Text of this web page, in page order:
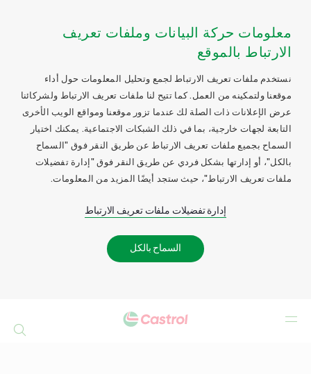
معلومات حركة البيانات وملفات تعريف
الارتباط بالموقع
نستخدم ملفات تعريف الارتباط لجمع وتحليل المعلومات حول أداء
موقعنا ولتمكينه من العمل. كما تتيح لنا ملفات تعريف الارتباط ولشركائنا
عرض الإعلانات ذات الصلة لك عندما تزور موقعنا ومواقع الويب الأخرى
التابعة لجهات خارجية، بما في ذلك الشبكات الاجتماعية. يمكنك اختيار
السماح بجميع ملفات تعريف الارتباط عن طريق النقر فوق "السماح
بالكل"، أو إدارتها بشكل فردي عن طريق النقر فوق "إدارة تفضيلات
ملفات تعريف الارتباط"، حيث ستجد أيضًا المزيد من المعلومات.
إدارة تفضيلات ملفات تعريف الارتباط
السماح بالكل